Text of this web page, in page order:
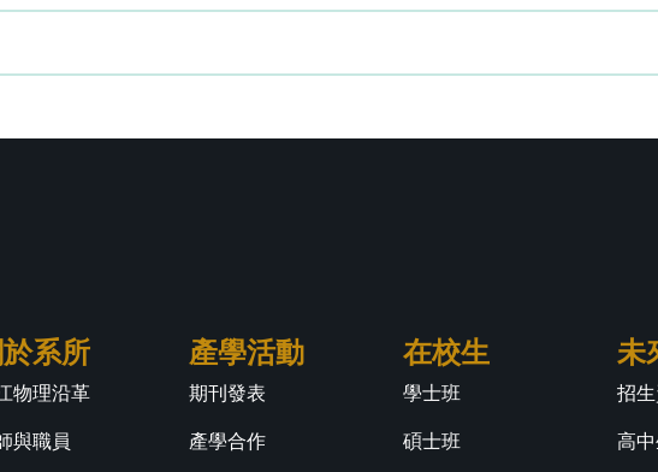
於系所
物理沿革
與職員
產學活動
期刊發表
產學合作
在校生
學士班
碩士班
未
招
高